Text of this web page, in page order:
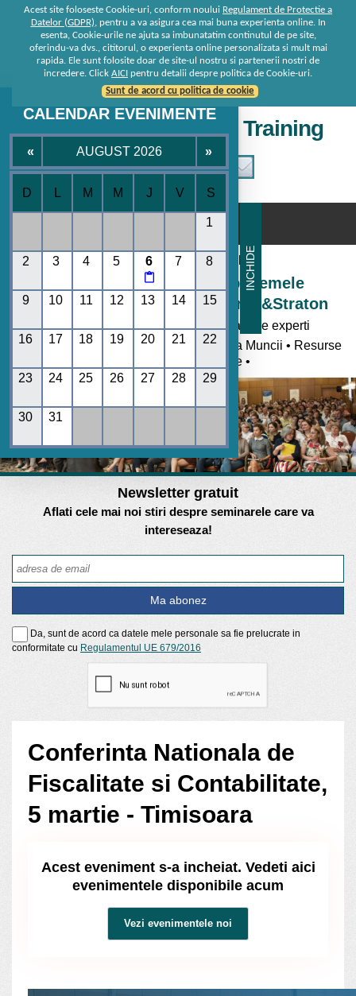
Acest site foloseste Cookie-uri, conform noului Regulament de Protectie a
Datelor (GDPR), pentru a va asigura cea mai buna experienta online. In
esenta, Cookie-urile ne ajuta sa imbunatatim continutul de pe site,
oferindu-va dvs., cititorul, o experienta online personalizata si mult mai
rapida. Ele sunt folosite doar de site-ul nostru si partenerii nostri de
incredere. Click AICI pentru detalii despre politica de Cookie-uri.
Sunt de acord cu politica de cookie
Seminare • Conferinte • Training
Consultanta de la specialisti
Seminare si Conferinte pe temele
momentului oferite de Rentrop&Straton
- Toate noutatile legislative explicate de experti
• Codul Fiscal • Contabilitate • Legislatia Muncii • Resurse
Umane • REGES online •
Newsletter gratuit
Aflati cele mai noi stiri despre seminarele care va
intereseaza!
Da, sunt de acord ca datele mele personale sa fie prelucrate in
conformitate cu Regulamentul UE 679/2016
Conferinta Nationala de
Fiscalitate si Contabilitate,
5 martie - Timisoara
Acest eveniment s-a incheiat. Vedeti aici
evenimentele disponibile acum
Vezi evenimentele noi
CALENDAR EVENIMENTE
« AUGUST 2026 »
D M M J V S
1
2 3 4 5 6

7 8
9 10 11 12 13 14 15
16 17 18 19 20 21 22
23 24 25 26 27 28 29
30 31
INCHIDE